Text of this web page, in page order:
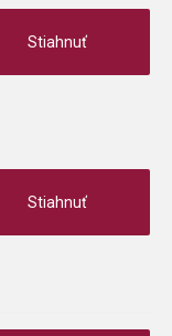
Stiahnuť
Stiahnuť